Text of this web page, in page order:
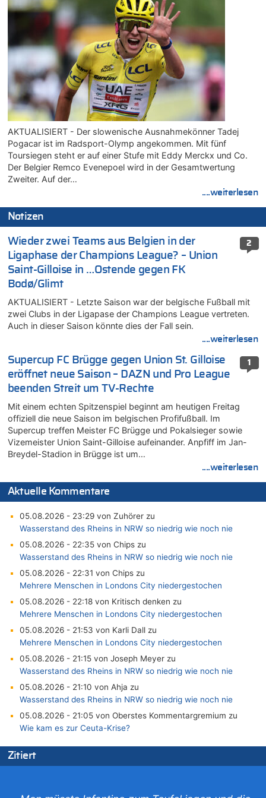
AKTUALISIERT - Der slowenische Ausnahmekönner Tadej
Pogacar ist im Radsport-Olymp angekommen. Mit fünf
Toursiegen steht er auf einer Stufe mit Eddy Merckx und Co.
Der Belgier Remco Evenepoel wird in der Gesamtwertung
Zweiter. Auf der…
....weiterlesen
Notizen
2
Wieder zwei Teams aus Belgien in der
Ligaphase der Champions League? – Union
Saint-Gilloise in …Ostende gegen FK
Bodø/Glimt
AKTUALISIERT - Letzte Saison war der belgische Fußball mit
zwei Clubs in der Ligapase der Champions League vertreten.
Auch in dieser Saison könnte dies der Fall sein.
....weiterlesen
1
Supercup FC Brügge gegen Union St. Gilloise
eröffnet neue Saison – DAZN und Pro League
beenden Streit um TV-Rechte
Mit einem echten Spitzenspiel beginnt am heutigen Freitag
offiziell die neue Saison im belgischen Profifußball. Im
Supercup treffen Meister FC Brügge und Pokalsieger sowie
Vizemeister Union Saint-Gilloise aufeinander. Anpfiff im Jan-
Breydel-Stadion in Brügge ist um…
....weiterlesen
Aktuelle Kommentare
05.08.2026 - 23:29 von Zuhörer zu
Wasserstand des Rheins in NRW so niedrig wie noch nie
05.08.2026 - 22:35 von Chips zu
Wasserstand des Rheins in NRW so niedrig wie noch nie
05.08.2026 - 22:31 von Chips zu
Mehrere Menschen in Londons City niedergestochen
05.08.2026 - 22:18 von Kritisch denken zu
Mehrere Menschen in Londons City niedergestochen
05.08.2026 - 21:53 von Karli Dall zu
Mehrere Menschen in Londons City niedergestochen
05.08.2026 - 21:15 von Joseph Meyer zu
Wasserstand des Rheins in NRW so niedrig wie noch nie
05.08.2026 - 21:10 von Ahja zu
Wasserstand des Rheins in NRW so niedrig wie noch nie
05.08.2026 - 21:05 von Oberstes Kommentargremium zu
Wie kam es zur Ceuta-Krise?
05.08.2026 - 20:50 von Tierexperte zu
Aachen ab 11. August wieder Mekka des Pferdesports –
Belgien setzt bei Reit-WM auf starke Springreiter
Zitiert